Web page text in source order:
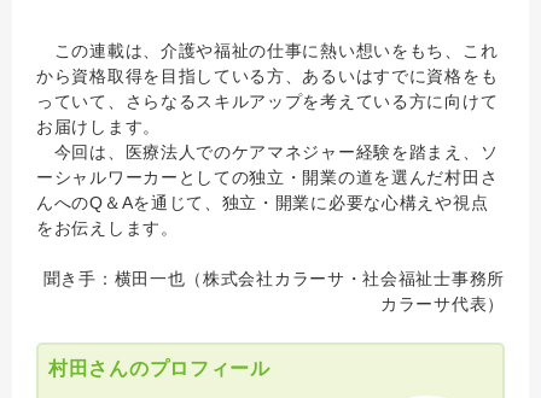
この連載は、介護や福祉の仕事に熱い想いをもち、これ
から資格取得を目指している方、あるいはすでに資格をも
っていて、さらなるスキルアップを考えている方に向けて
お届けします。
今回は、医療法人でのケアマネジャー経験を踏まえ、ソ
ーシャルワーカーとしての独立・開業の道を選んだ村田さ
んへのQ＆Aを通じて、独立・開業に必要な心構えや視点
をお伝えします。
聞き手：横田一也（株式会社カラーサ・社会福祉士事務所
カラーサ代表）
村田さんのプロフィール